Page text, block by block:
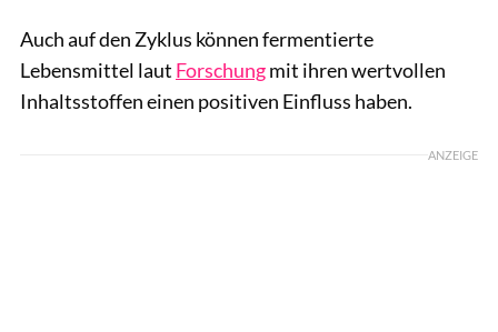
Auch auf den Zyklus können fermentierte
Lebensmittel laut Forschungmit ihren wertvollen
Inhaltsstoffen einen positiven Einfluss haben.
ANZEIGE